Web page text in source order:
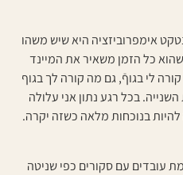
אימפרוביזציה היא שיש משהו
כל הזמן משאיר את המיינד
לי בגוףֿ, גם מה קורה לך בגוף
בכל רגע נתון אני עלולה
להיות בנוכחות מלאה כשזה יקרה.
עובדים עם סקורים כפי שניטה